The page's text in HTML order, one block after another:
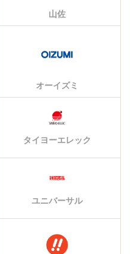
山佐
オーイズミ
タイヨーエレック
ユニバーサル